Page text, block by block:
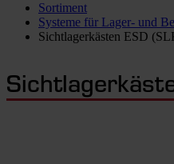
Sortiment
Systeme für Lager- und
Sichtlagerkästen ESD